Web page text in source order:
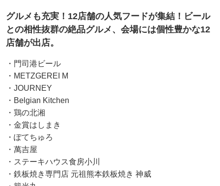
グルメも充実！12店舗の人気フードが集結！ビール
との相性抜群の絶品グルメ、会場には個性豊かな12
店舗が出店。
・門司港ビール
・METZGEREI M
・JOURNEY
・Belgian Kitchen
・鶏の北湘
・金賞はしまき
・ぽてちゅろ
・萬吉屋
・ステーキハウス食房小川
・鉄板焼き専門店 元祖熊本鉄板焼き 神威